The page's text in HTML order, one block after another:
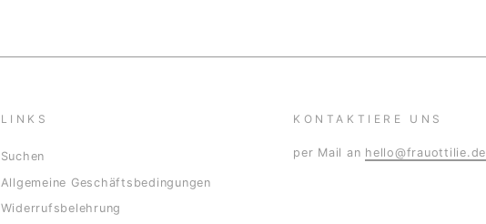
LINKS
Suchen
Allgemeine Geschäftsbedingungen
Widerrufsbelehrung
KONTAKTIERE UNS
per Mail an hello@frauottilie.de